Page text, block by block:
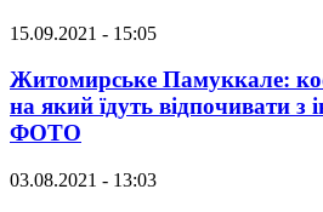
15.09.2021 - 15:05
Житомирське Памуккале:
на який їдуть відпочивати з
ФОТО
03.08.2021 - 13:03